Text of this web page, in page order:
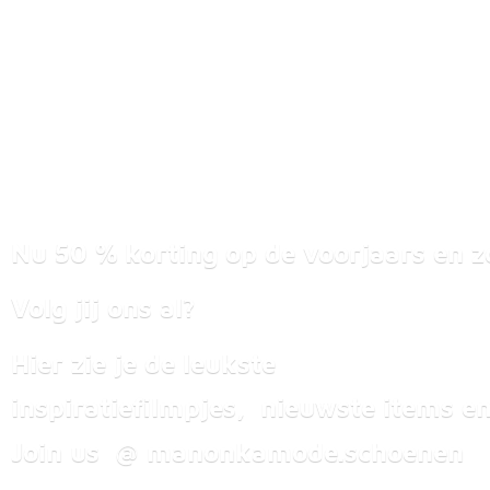
Nu 50 % korting op de voorjaars en
Volg jij ons al?
Hier zie je de leukste
inspiratiefilmpjes, nieuwste items
Join us @ manonkamode.schoenen